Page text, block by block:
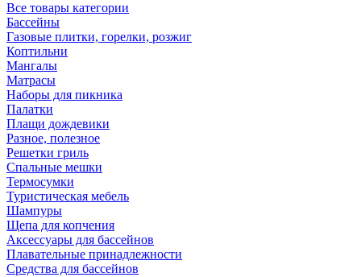
Все товары категории
Бассейны
Газовые плитки, горелки, розжиг
Коптильни
Мангалы
Матрасы
Наборы для пикника
Палатки
Плащи дождевики
Разное, полезное
Решетки гриль
Спальные мешки
Термосумки
Туристическая мебель
Шампуры
Щепа для копчения
Аксессуары для бассейнов
Плавательные принадлежности
Средства для бассейнов